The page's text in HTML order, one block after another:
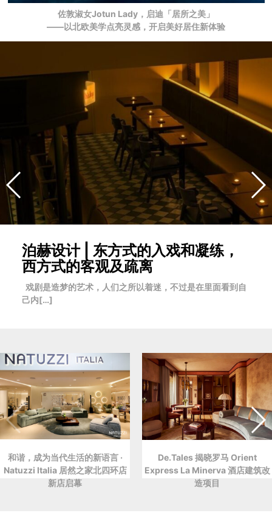
佐敦淑女Jotun Lady，启迪「居所之美」
——以北欧美学点亮灵感，开启美好居住新体验
泊赫设计 | 东方式的入戏和凝练，
西方式的客观及疏离
戏剧是造梦的艺术，人们之所以着迷，不过是在里面看到自
己内[…]
和谐，成为当代生活的新语言 ·
Natuzzi Italia 居然之家北四环店
新店启幕
De.Tales 揭晓罗马 Orient
Express La Minerva 酒店建筑改
造项目